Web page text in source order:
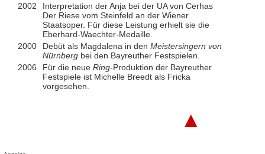
2002
Interpretation der Anja bei der UA von Cerhas
Der Riese vom Steinfeld an der Wiener
Staatsoper. Für diese Leistung erhielt sie die
Eberhard-Waechter-Medaille.
2000
Debüt als Magdalena in den Meistersingern von
Nürnbergbei den Bayreuther Festspielen.
2006
Für die neue Ring-Produktion der Bayreuther
Festspiele ist Michelle Breedt als Fricka
vorgesehen.
▲